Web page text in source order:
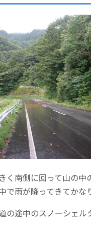
く南側に回って山の中
雨が降ってきてかな
の途中のスノーシェル